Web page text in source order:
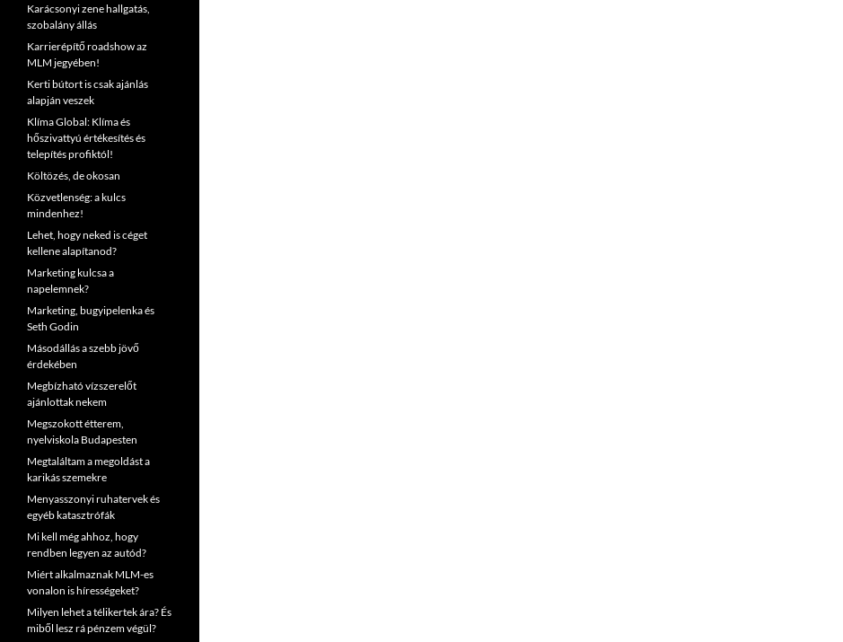
Karácsonyi zene hallgatás,
szobalány állás
Karrierépítő roadshow az
MLM jegyében!
Kerti bútort is csak ajánlás
alapján veszek
Klíma Global: Klíma és
hőszivattyú értékesítés és
telepítés profiktól!
Költözés, de okosan
Közvetlenség: a kulcs
mindenhez!
Lehet, hogy neked is céget
kellene alapítanod?
Marketing kulcsa a
napelemnek?
Marketing, bugyipelenka és
Seth Godin
Másodállás a szebb jövő
érdekében
Megbízható vízszerelőt
ajánlottak nekem
Megszokott étterem,
nyelviskola Budapesten
Megtaláltam a megoldást a
karikás szemekre
Menyasszonyi ruhatervek és
egyéb katasztrófák
Mi kell még ahhoz, hogy
rendben legyen az autód?
Miért alkalmaznak MLM-es
vonalon is hírességeket?
Milyen lehet a télikertek ára? És
miből lesz rá pénzem végül?